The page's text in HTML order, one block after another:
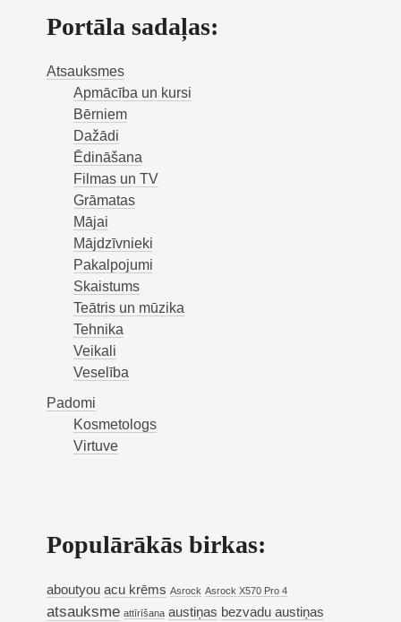
Portāla sadaļas:
Atsauksmes
Apmācība un kursi
Bērniem
Dažādi
Ēdināšana
Filmas un TV
Grāmatas
Mājai
Mājdzīvnieki
Pakalpojumi
Skaistums
Teātris un mūzika
Tehnika
Veikali
Veselība
Padomi
Kosmetologs
Virtuve
Populārākās birkas:
aboutyou acu krēms Asrock Asrock X570 Pro 4
atsauksme attīrīšana austiņas bezvadu austiņas